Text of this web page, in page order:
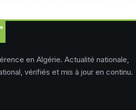
en Algérie. Actualité nationale,
vérifiés et mis à jour en continu.